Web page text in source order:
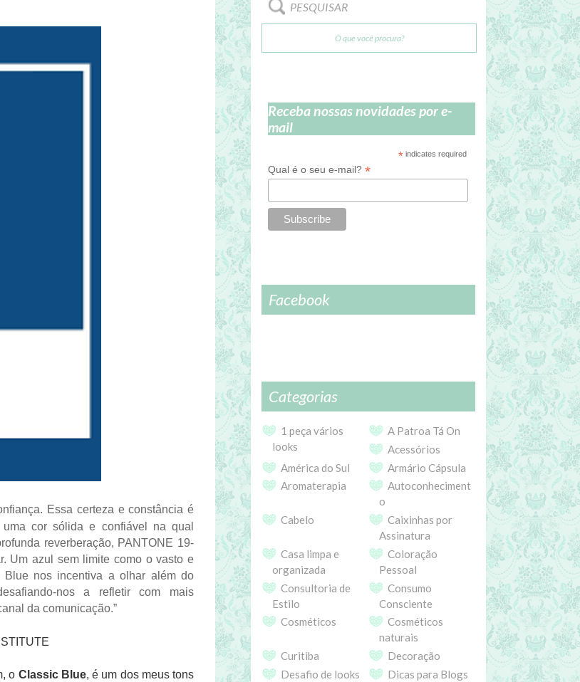
Essa certeza e constância é
cor sólida e confiável na qual
reverberação, PANTONE 19-
Um azul sem limite como o vasto e
Blue nos incentiva a olhar além do
nos a refletir com mais
da comunicação.”
o Classic Blue, é um dos meus tons
PESQUISAR
Receba nossas novidades por e-
mail
* indicates required
Qual é o seu e-mail? *
Facebook
Categorias
1 peça vários
looks
A Patroa Tá On
Acessórios
América do Sul
Armário Cápsula
Aromaterapia
Autoconheciment
o
Cabelo
Caixinhas por
Assinatura
Casa limpa e
organizada
Coloração
Pessoal
Consultoria de
Estilo
Consumo
Consciente
Cosméticos
Cosméticos
naturais
Curitiba
Decoração
Desafio de looks
Dicas para Blogs